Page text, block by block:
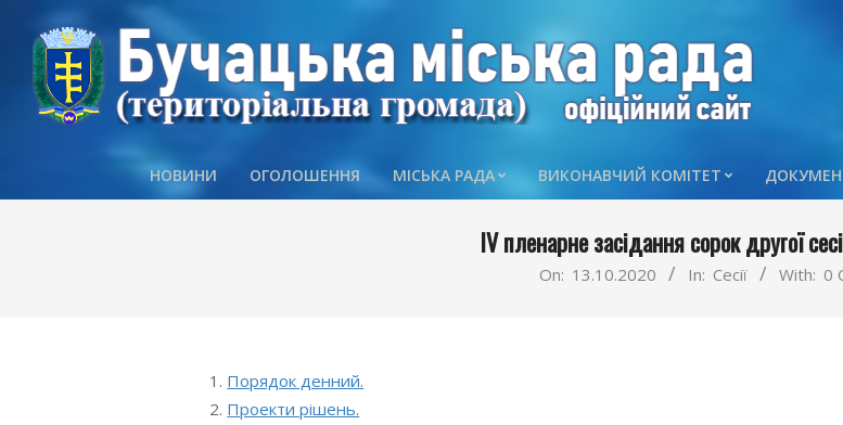
content
Primary
Menu
НОВИНИ ОГОЛОШЕННЯ МІСЬКА РАДА ВИКОНАВЧИЙ КОМІТЕТ
IV пленарне засідання сорок другої
On: 13.10.2020 In: Сесії With: 0
Порядок денний.
Проекти рішень.